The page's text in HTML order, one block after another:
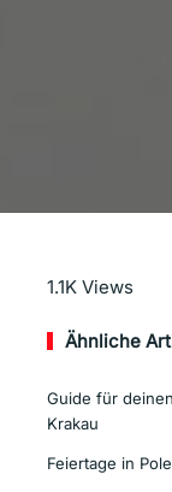
Mehr lesen
1.1K Views
Ähnliche
Guide für
Krakau
Feiertage in